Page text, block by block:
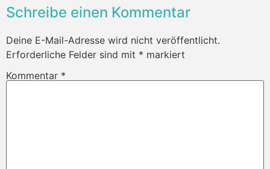
Schreibe einen Kommentar
Deine E-Mail-Adresse wird nicht veröffentlicht.
Erforderliche Felder sind mit * markiert
Kommentar *